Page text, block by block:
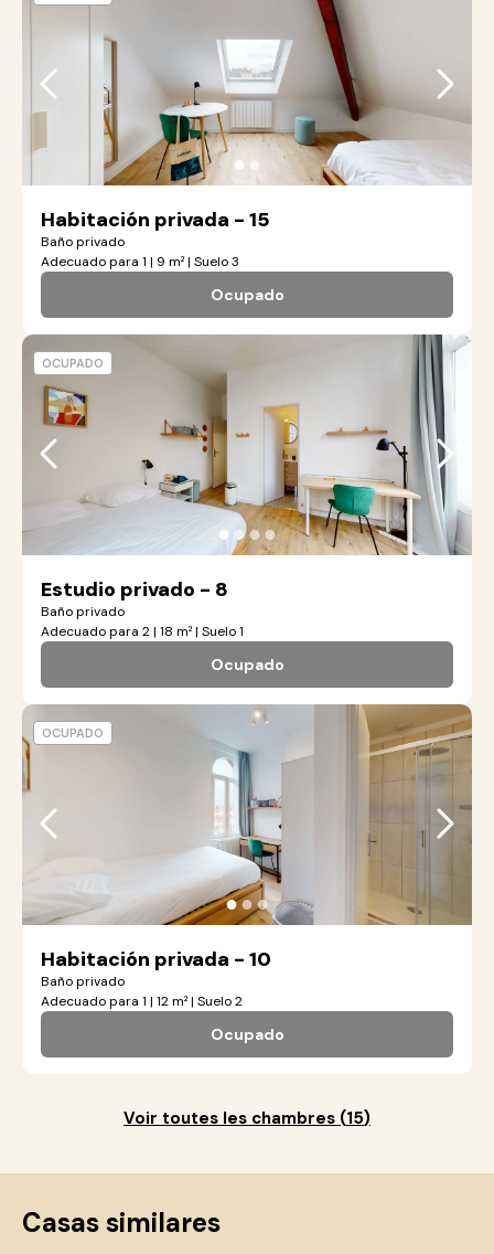
● ●
Habitación privada - 15
Baño privado
Adecuado para 1 | 9 m² | Suelo 3
Ocupado
● ●●●
Estudio privado - 8
Baño privado
Adecuado para 2 | 18 m² | Suelo 1
Ocupado
OCUPADO
●●●
Habitación privada - 10
Baño privado
Adecuado para 1 | 12 m² | Suelo 2
Ocupado
OCUPADO
Voir toutes les chambres (15)
Casas similares